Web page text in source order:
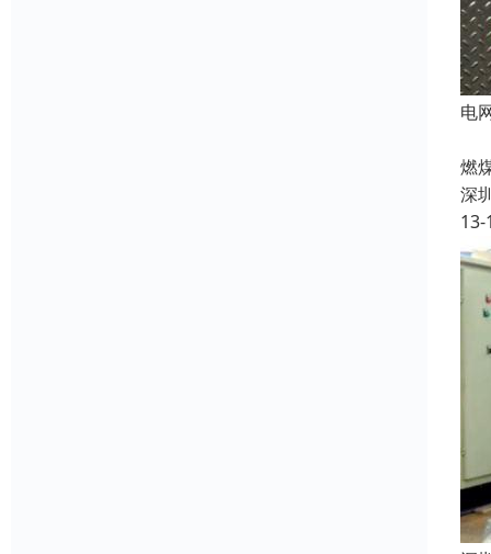
电
燃
深
13-